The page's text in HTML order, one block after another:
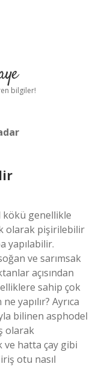
bilgiler!
kökü genellikle
olarak pişirilebilir
yapılabilir.
ve sarımsak
açısından
sahip çok
yapılır? Ayrıca
bilinen asphodel
olarak
ve hatta çay gibi
otu nasıl